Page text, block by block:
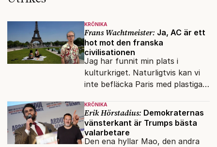
KRÖNIKA
Frans Wachtmeister: Ja, AC är ett
hot mot den franska
civilisationen
Jag har funnit min plats i
kulturkriget. Naturligtvis kan vi
inte befläcka Paris med plastiga
KRÖNIKA
Erik Hörstadius: Demokraternas
vänsterkant är Trumps bästa
valarbetare
Den ena hyllar Mao, den andra